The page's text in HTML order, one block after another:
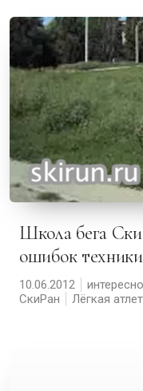
Школа бега СкиРан: разбор типичных
ошибок
10.06.2012
СкиРан
Лёгкая